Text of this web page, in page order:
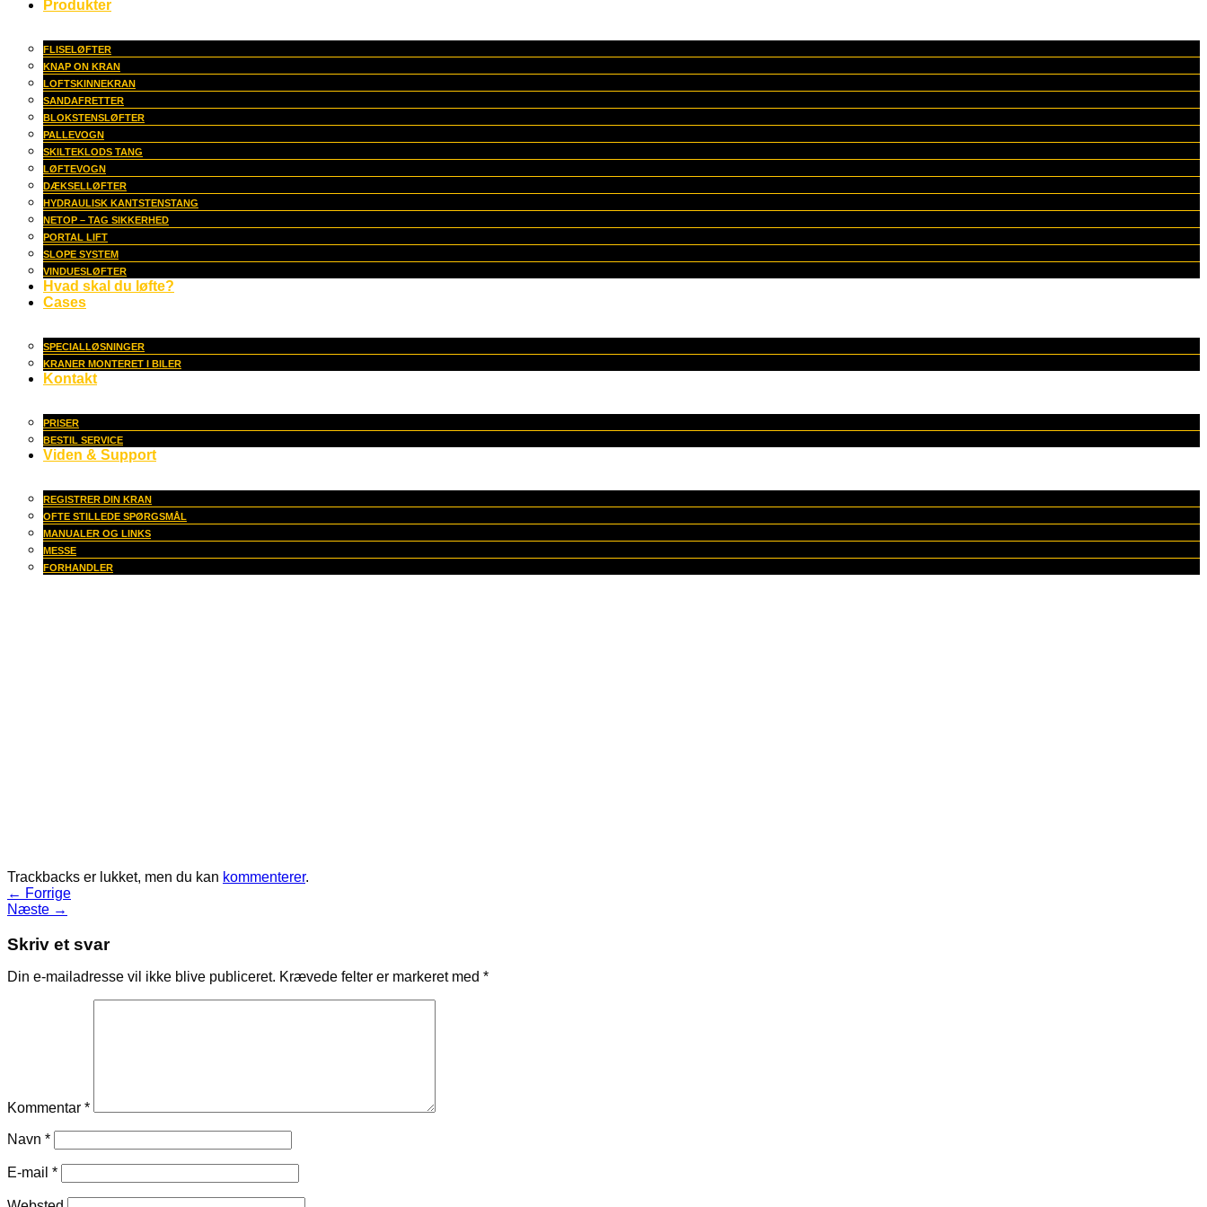
Produkter
FLISELØFTER
KNAP ON KRAN
LOFTSKINNEKRAN
SANDAFRETTER
BLOKSTENSLØFTER
PALLEVOGN
SKILTEKLODS TANG
LØFTEVOGN
DÆKSELLØFTER
HYDRAULISK KANTSTENSTANG
NETOP – TAG SIKKERHED
PORTAL LIFT
SLOPE SYSTEM
VINDUESLØFTER
Hvad skal du løfte?
Cases
SPECIALLØSNINGER
KRANER MONTERET I BILER
Kontakt
PRISER
BESTIL SERVICE
Viden & Support
REGISTRER DIN KRAN
OFTE STILLEDE SPØRGSMÅL
MANUALER OG LINKS
MESSE
FORHANDLER
Trackbacks er lukket, men du kan kommenterer.
← Forrige
Næste →
Skriv et svar
Din e-mailadresse vil ikke blive publiceret. Krævede felter er markeret med *
Kommentar *
Navn *
E-mail *